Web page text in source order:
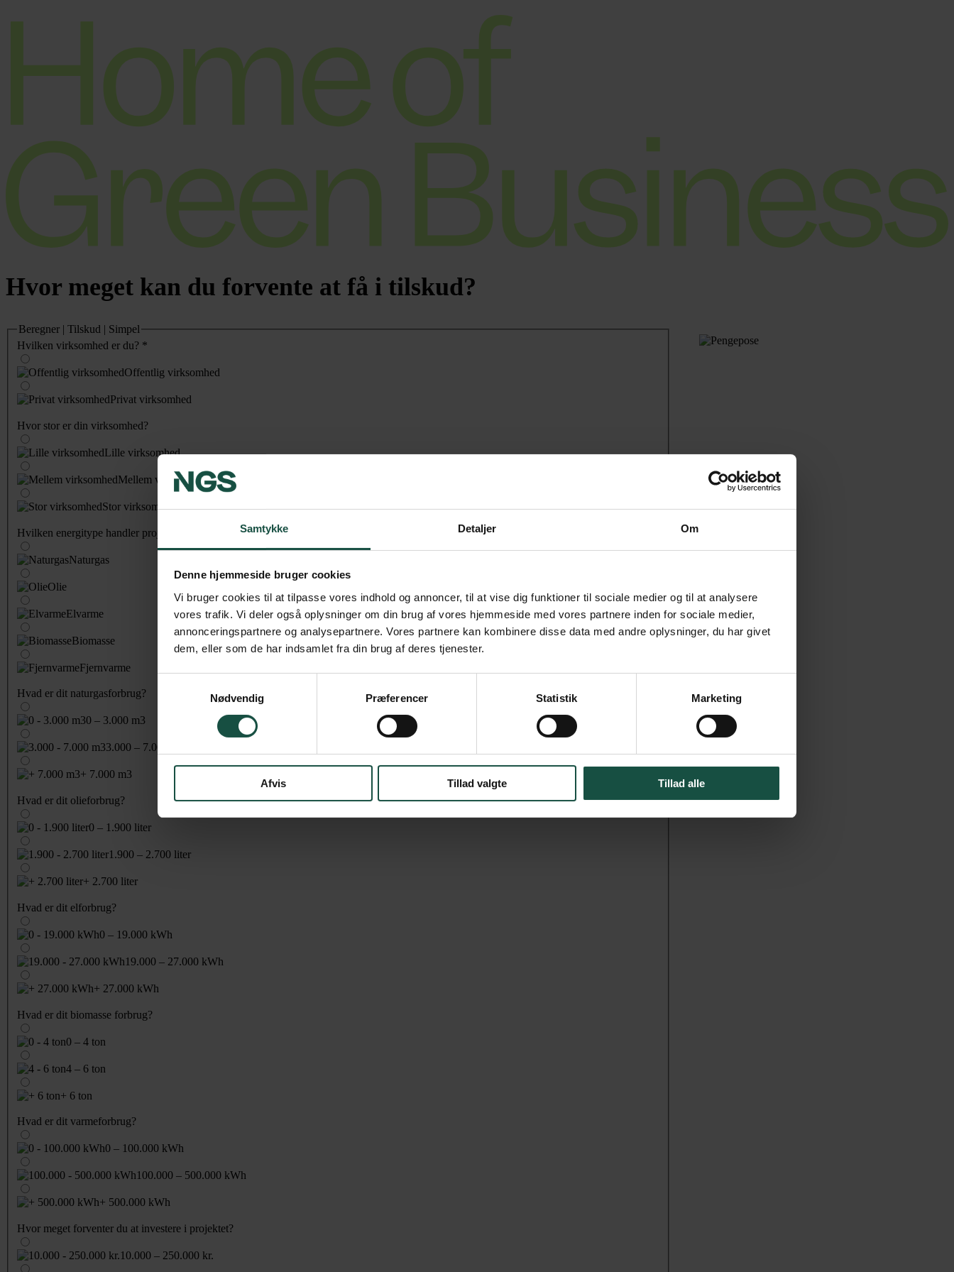
Samtykke Detaljer Om
Denne hjemmeside bruger cookies
Vi bruger cookies til at tilpasse vores indhold og annoncer, til at vise dig funktioner til sociale medier og til at analysere
vores trafik. Vi deler også oplysninger om din brug af vores hjemmeside med vores partnere inden for sociale medier,
annonceringspartnere og analysepartnere. Vores partnere kan kombinere disse data med andre oplysninger, du har givet
dem, eller som de har indsamlet fra din brug af deres tjenester.
Nødvendig
Præferencer Statistik Marketing
Afvis Tillad valgte Tillad alle
Hvor meget kan du forvente at få i tilskud?
Beregner | Tilskud | Simpel
Hvilken virksomhed er du? *
Offentlig virksomhed
Privat virksomhed
Hvor stor er din virksomhed?
Lille virksomhed
Mellem virksomhed
Stor virksomhed
Hvilken energitype handler projektet primært om?*
Naturgas
Olie
Elvarme
Biomasse
Fjernvarme
Hvad er dit naturgasforbrug?
0 – 3.000 m3
3.000 – 7.000 m3
+ 7.000 m3
Hvad er dit olieforbrug?
0 – 1.900 liter
1.900 – 2.700 liter
+ 2.700 liter
Hvad er dit elforbrug?
0 – 19.000 kWh
19.000 – 27.000 kWh
+ 27.000 kWh
Hvad er dit biomasse forbrug?
0 – 4 ton
4 – 6 ton
+ 6 ton
Hvad er dit varmeforbrug?
0 – 100.000 kWh
100.000 – 500.000 kWh
+ 500.000 kWh
Hvor meget forventer du at investere i projektet?
10.000 – 250.000 kr.